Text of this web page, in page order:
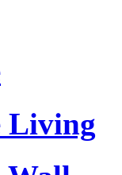
Living